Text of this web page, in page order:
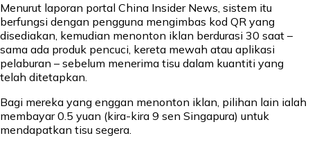
Menurut laporan portal China Insider News, sistem itu
berfungsi dengan pengguna mengimbas kod QR yang
disediakan, kemudian menonton iklan berdurasi 30 saat –
sama ada produk pencuci, kereta mewah atau aplikasi
pelaburan – sebelum menerima tisu dalam kuantiti yang
telah ditetapkan.
Bagi mereka yang enggan menonton iklan, pilihan lain ialah
membayar 0.5 yuan (kira-kira 9 sen Singapura) untuk
mendapatkan tisu segera.